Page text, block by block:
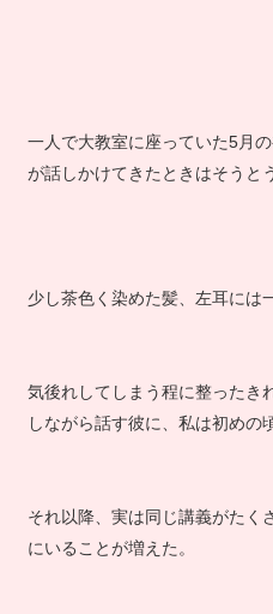
一人で大教室に座っていた5月
が話しかけてきたときはそうと
少し茶色く染めた髪、左耳には
気後れしてしまう程に整ったき
しながら話す彼に、私は初めの
それ以降、実は同じ講義がたく
にいることが増えた。